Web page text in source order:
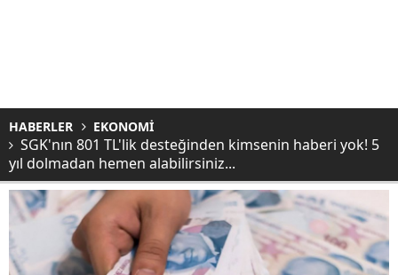
HABERLER EKONOMİ
SGK'nın 801 TL'lik desteğinden kimsenin haberi yok! 5
yıl dolmadan hemen alabilirsiniz...